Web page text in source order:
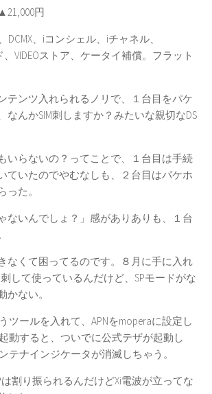
円
DCMX、iコンシェル、iチャネル、
、VIDEOストア、ケータイ補償。フラット
テンツ入れられるノリで、１台目をパケ
なんかSIM刺しますか？みたいな親切なDS
いらないの？ってことで、１台目は手続
ていたのでやむなしも、２台目はパケホ
った。
ないんでしょ？」感がありありも、１台
なくて困ってるのです。８月に手に入れ
して使っているんだけど、SPモードがな
かない。
ツールを入れて、APNをmoperaに設定し
動すると、ついでに公式テザが起動し
テナインジケータが消滅しちゃう。
は割り振られるんだけどXi電波が立ってな